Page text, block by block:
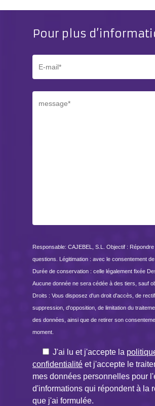
Pour plus
Responsable: CAJEBEL, S.L. Objectif :
questions. Légitimation : avec le consentement
Durée de conservation : celle légalement fixée
Aucune donnée ne sera cédée à des tiers, sauf
Droits : Vous disposez d'un droit d'accès, de
suppression, d'opposition, de limitation du
des données, ainsi que de retirer son
moment.
J'ai lu et j'accepte la
confidentialité et j'accepte le
mes données personnelles pour
d'informations qui répondent à la
que j'ai formulée.